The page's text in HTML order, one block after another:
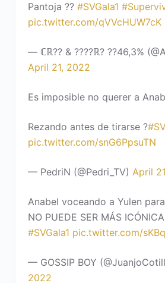
Pantoja ?? #SVGala1
pic.twitter.com/qVVcHUW7cK
— ℂℝ?? & ????ℝ? ??46,3%
April 21, 2022
Es imposible no querer a
Rezando antes de tirarse ?
pic.twitter.com/snG6PpsuTN
— PedriN (@Pedri_TV) April
Anabel voceando a Yulen
NO PUEDE SER MÁS
#SVGala1 pic.twitter.com/
— GOSSIP BOY
2022